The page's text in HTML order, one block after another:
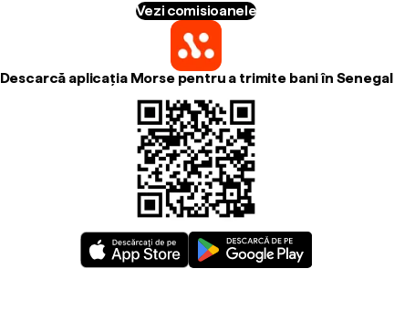
Vezi comisioanele
Descarcă aplicația Morse pentru a trimite bani în Senegal